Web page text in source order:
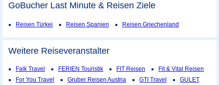
GoBucher Last Minute & Reisen Ziele
Reisen Türkei Reisen Spanien Reisen Griechenland
Weitere Reiseveranstalter
Falk Travel FERIEN Touristik FIT Reisen
Fit & Vital Reisen
For You Travel
Gruber Reisen Austria GTI Travel
GULET